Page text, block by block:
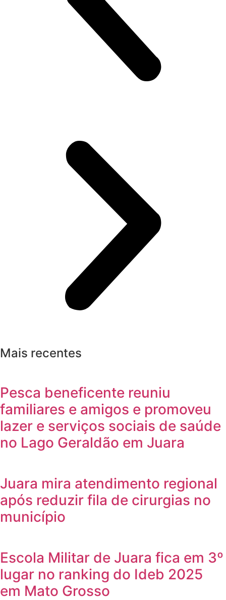
Mais recentes
Pesca beneficente reuniu
familiares e amigos e promoveu
lazer e serviços sociais de saúde
no Lago Geraldão em Juara
Juara mira atendimento regional
após reduzir fila de cirurgias no
município
Escola Militar de Juara fica em 3º
lugar no ranking do Ideb 2025
em Mato Grosso